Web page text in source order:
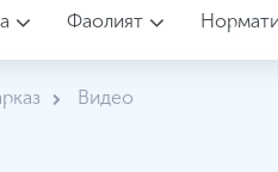
Фаолият
Видео